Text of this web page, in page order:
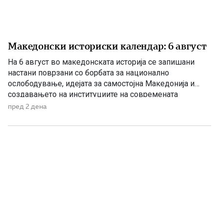
Македонски историски календар: 6 август
На 6 август во македонската историја се запишани
настани поврзани со борбата за национално
ослободување, идејата за самостојна Македонија и
создавањето на институциите на современата
македонска држава. 1875 – Роден е Григорие Хаџи
Григорие Хаџи Ташковиќ – македонски револуционер,
пред 2 дена